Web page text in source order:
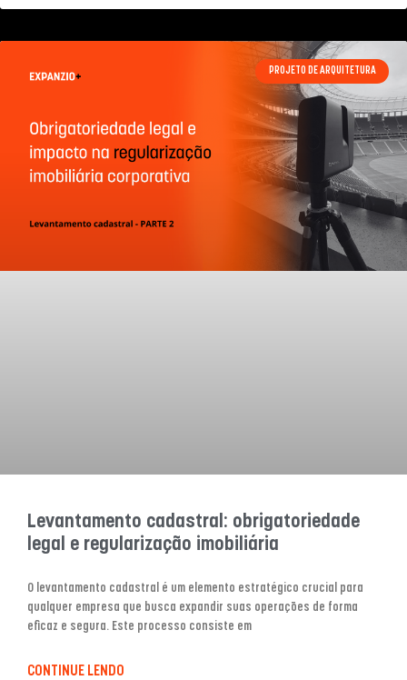
PROJETO DE ARQUITETURA
Levantamento cadastral: obrigatoriedade
legal e regularização imobiliária
O levantamento cadastral é um elemento estratégico crucial para
qualquer empresa que busca expandir suas operações de forma
eficaz e segura. Este processo consiste em
CONTINUE LENDO